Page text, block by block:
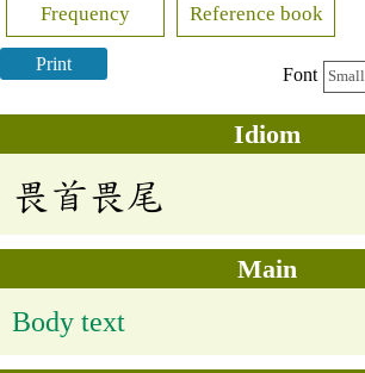
Frequency Reference book
Print
Font Small
Idiom
畏首畏尾
Main
Body text